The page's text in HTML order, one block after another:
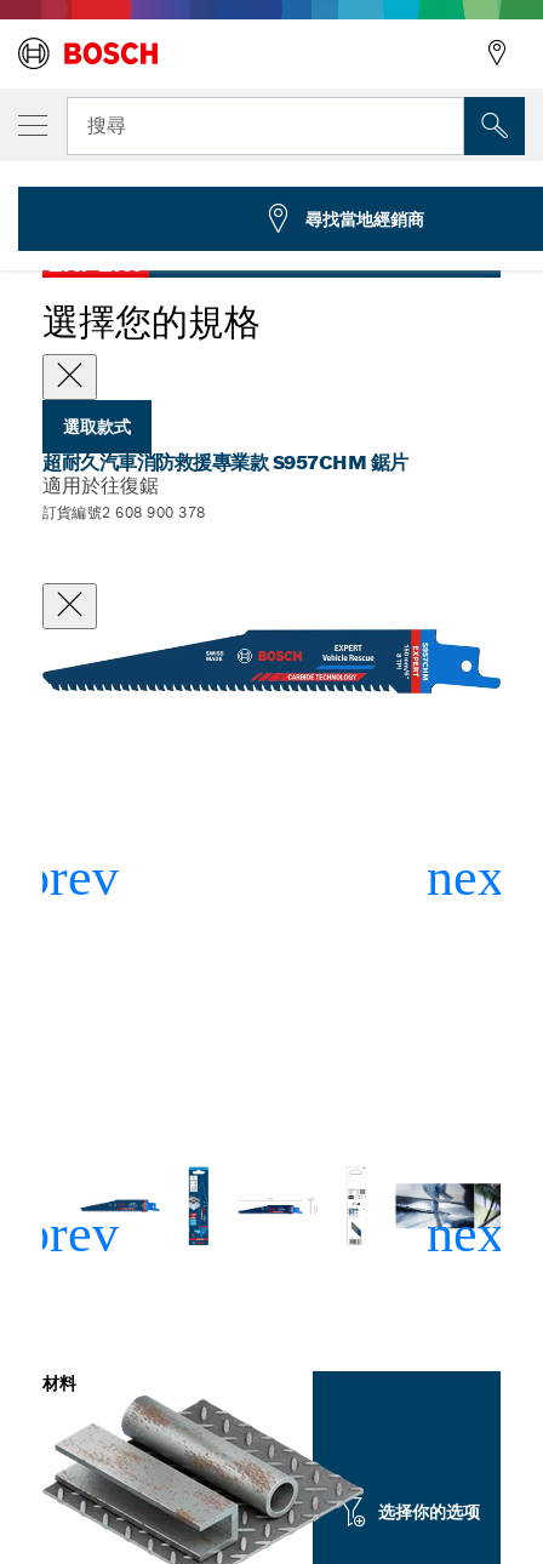
搜尋
... 超耐久汽車消防救援專業款 S957CHM 鋸片
EXPERT
選擇您的規格
選取款式
超耐久汽車消防救援專業款 S957CHM 鋸片
適用於往復鋸
訂貨編號2 608 900 378
材料
选择你的选项
您選取的款式
EXPERT ‘Vehicle Rescue’ S 957 CHM 軍刀
2 608 900 378
尋找當地經銷商